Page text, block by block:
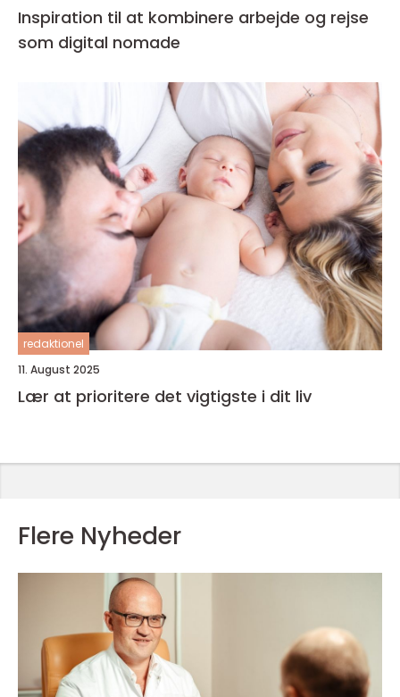
Inspiration til at kombinere arbejde og rejse
som digital nomade
redaktionel
11. August 2025
Lær at prioritere det vigtigste i dit liv
Flere Nyheder